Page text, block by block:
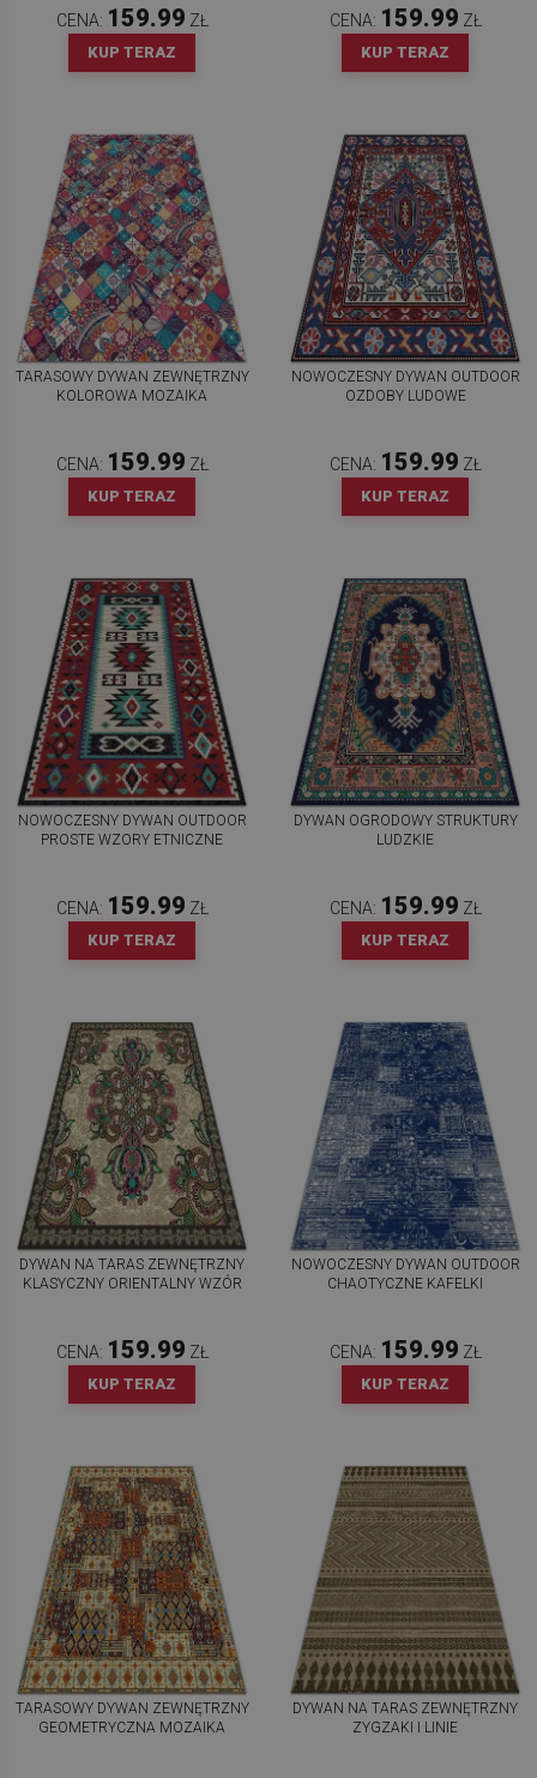
CENA: 159.99 ZŁ
KUP TERAZ
CENA: 159.99 ZŁ
KUP TERAZ
TARASOWY DYWAN ZEWNĘTRZNY
KOLOROWA MOZAIKA
CENA: 159.99 ZŁ
KUP TERAZ
NOWOCZESNY DYWAN OUTDOOR
OZDOBY LUDOWE
CENA: 159.99 ZŁ
KUP TERAZ
NOWOCZESNY DYWAN OUTDOOR
PROSTE WZORY ETNICZNE
CENA: 159.99 ZŁ
KUP TERAZ
DYWAN OGRODOWY STRUKTURY
LUDZKIE
CENA: 159.99 ZŁ
KUP TERAZ
DYWAN NA TARAS ZEWNĘTRZNY
KLASYCZNY ORIENTALNY WZÓR
CENA: 159.99 ZŁ
KUP TERAZ
NOWOCZESNY DYWAN OUTDOOR
CHAOTYCZNE KAFELKI
CENA: 159.99 ZŁ
KUP TERAZ
TARASOWY DYWAN ZEWNĘTRZNY
GEOMETRYCZNA MOZAIKA
DYWAN NA TARAS ZEWNĘTRZNY
ZYGZAKI I LINIE